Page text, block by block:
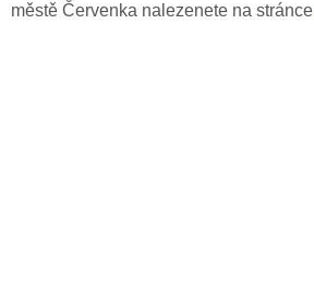
městě Červenka nalezenete na stránce